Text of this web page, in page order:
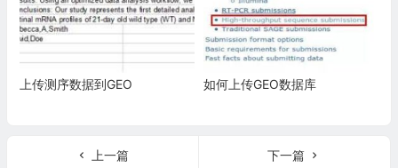
上传测序数据到GEO 如何上传GEO数据库
上一篇
下一篇